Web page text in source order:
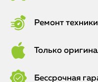
Ремонт
Только
Бессрочная